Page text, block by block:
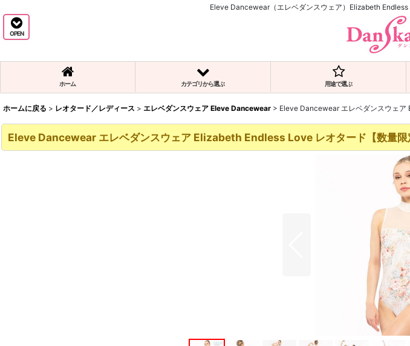
Eleve Dancewear（エレベダンスウェア）Elizabeth
OPEN
ホーム カテゴリから選ぶ 用途で選ぶ
ホームに戻る > レオタード／レディース > エレベダンスウェア Eleve Dancewear > Eleve Dancewear エレベダンスウェア
Eleve Dancewear エレベダンスウェア Elizabeth Endless Love レオタード【数量限